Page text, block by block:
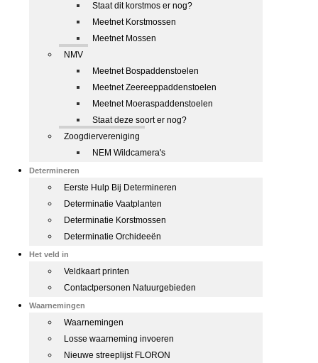
Staat dit korstmos er nog?
Meetnet Korstmossen
Meetnet Mossen
NMV
Meetnet Bospaddenstoelen
Meetnet Zeereeppaddenstoelen
Meetnet Moeraspaddenstoelen
Staat deze soort er nog?
Zoogdiervereniging
NEM Wildcamera's
Determineren
Eerste Hulp Bij Determineren
Determinatie Vaatplanten
Determinatie Korstmossen
Determinatie Orchideeën
Het veld in
Veldkaart printen
Contactpersonen Natuurgebieden
Waarnemingen
Waarnemingen
Losse waarneming invoeren
Nieuwe streeplijst FLORON